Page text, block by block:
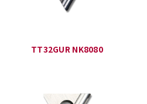
TT32GUR NK8080